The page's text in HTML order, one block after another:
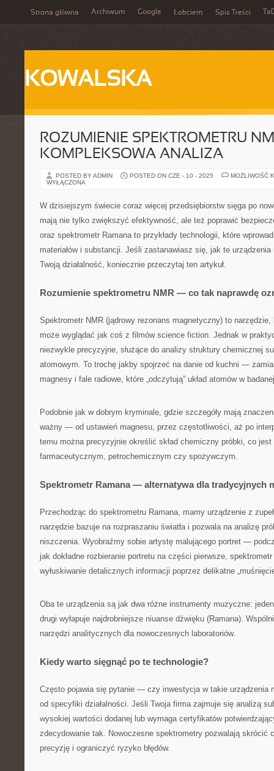
Strona główna Archiwum Google Łokciem Spis Treści
KOWALSKA
ROZUMIENIE SPEKTROMETRU
KOMPLEKSOWA ANALIZA
POSTED BY ADMIN POSTED ON CZE - 10 - 2025
MOŻLIWOŚĆ
WYŁĄCZONA
W dzisiejszym świecie coraz więcej przedsiębiorstw sięga po
mają nie tylko zwiększyć efektywność, ale też poprawić
oraz spektrometr Ramana to przykłady technologii, które
materiałów i substancji. Jeśli zastanawiasz się, jak te
Twoją działalność, koniecznie przeczytaj ten artykuł.
Rozumienie spektrometru NMR — co tak naprawdę
Spektrometr NMR (jądrowy rezonans magnetyczny) to
może wyglądać jak coś z filmów science fiction. Jednak w
niezwykle precyzyjne, służące do analizy struktury chemicznej
atomowym. To trochę jakby spojrzeć na danie od kuchni —
magnesy i fale radiowe, które „odczytują” układ atomów w
Podobnie jak w dobrym kryminale, gdzie szczegóły mają
ważny — od ustawień magnesu, przez częstotliwości, aż po
temu można precyzyjnie określić skład chemiczny próbki, co jest
farmaceutycznym, petrochemicznym czy spożywczym.
Spektrometr Ramana — alternatywa dla tradycyjnych
Przechodząc do spektrometru Ramana, mamy urządzenie z
narzędzie bazuje na rozpraszaniu światła i pozwala na analizę
niszczenia. Wyobraźmy sobie artystę malującego portret —
jak dokładne rozbieranie portretu na części pierwsze,
wyłuskiwanie detalicznych informacji poprzez delikatne
Oba te urządzenia są jak dwa różne instrumenty muzyczne:
drugi wyłapuje najdrobniejsze niuanse dźwięku (Ramana).
narzędzi analitycznych dla nowoczesnych laboratoriów.
Kiedy warto sięgnąć po te technologie?
Często pojawia się pytanie — czy inwestycja w takie urządzenia
od specyfiki działalności. Jeśli Twoja firma zajmuje się analizą
wysokiej wartości dodanej lub wymaga certyfikatów
zdecydowanie tak. Nowoczesne spektrometry pozwalają skrócić
precyzję i ograniczyć ryzyko błędów.